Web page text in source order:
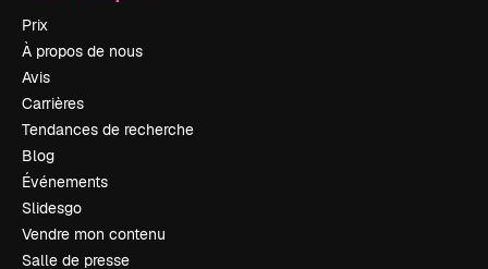
Prix
À propos de nous
Avis
Carrières
Tendances de recherche
Blog
Événements
Slidesgo
Vendre mon contenu
Salle de presse